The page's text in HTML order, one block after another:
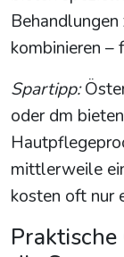
kombinieren –
Spartipp:
oder dm
mittlerweile
kosten oft nur